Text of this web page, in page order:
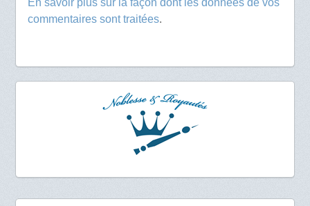
En savoir plus sur la façon dont les données de vos
commentaires sont traitées.